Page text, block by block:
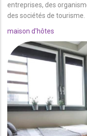
entreprises, des
des sociétés de tourisme.
maison d'hôtes